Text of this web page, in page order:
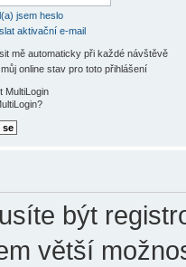
jsem heslo
aktivační e-mail
mě automaticky při každé návštěvě
online stav pro toto přihlášení
MultiLogin
být
větší